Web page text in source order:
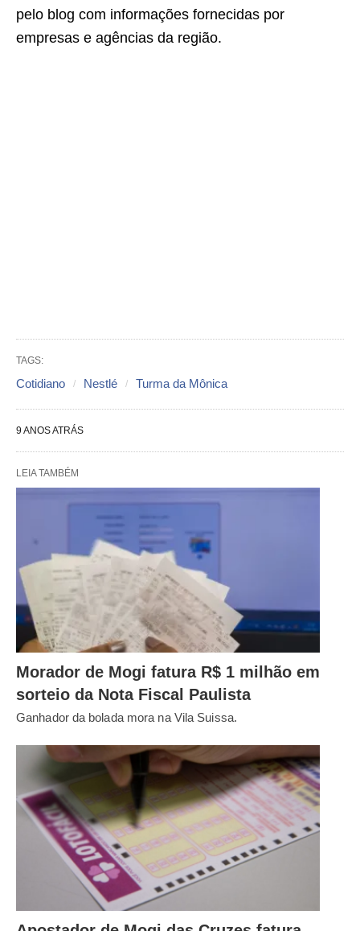
pelo blog com informações fornecidas por
empresas e agências da região.
TAGS:
Cotidiano Nestlé Turma da Mônica
9 ANOS ATRÁS
LEIA TAMBÉM
Morador de Mogi fatura R$ 1 milhão em
sorteio da Nota Fiscal Paulista
Ganhador da bolada mora na Vila Suissa.